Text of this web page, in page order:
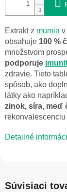
Extrakt z mumia v
obsahuje 100 %
množstvom
podporuje
zdravie. Tieto
spôsob, ako
látky ako
zinok, síra, meď
Detailné
Súvisiaci